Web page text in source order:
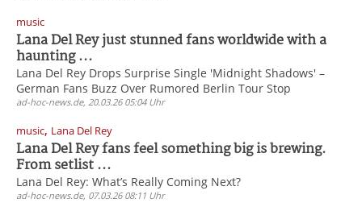
music
Lana Del Rey just stunned fans worldwide with a
haunting ...
Lana Del Rey Drops Surprise Single 'Midnight Shadows' –
German Fans Buzz Over Rumored Berlin Tour Stop
ad-hoc-news.de, 20.03.26 05:04 Uhr
music, Lana Del Rey
Lana Del Rey fans feel something big is brewing.
From setlist ...
Lana Del Rey: What’s Really Coming Next?
ad-hoc-news.de, 07.03.26 08:11 Uhr